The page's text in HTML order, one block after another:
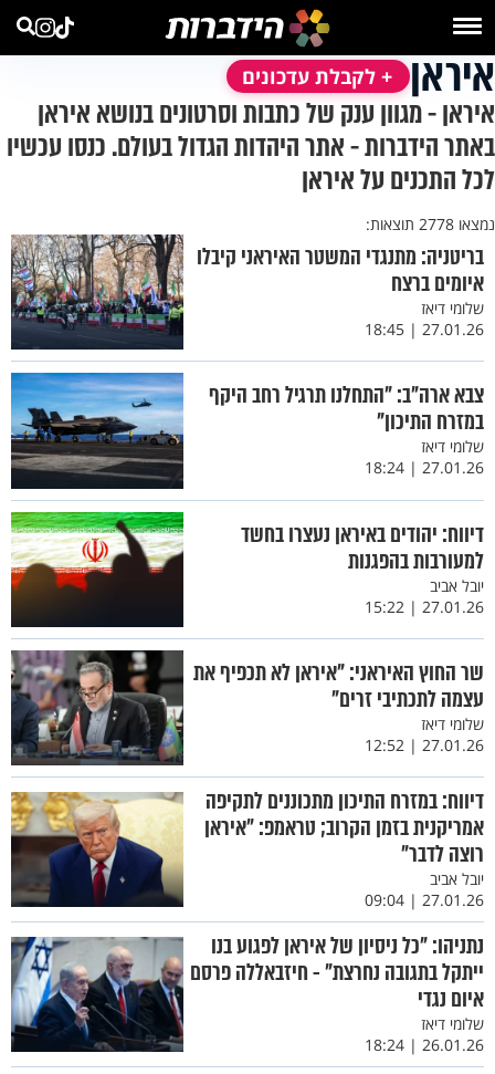
איראן + לקבלת עדכונים
איראן - מגוון ענק של כתבות וסרטונים בנושא איראן
באתר הידברות - אתר היהדות הגדול בעולם. כנסו עכשיו
לכל התכנים על איראן
נמצאו 2778 תוצאות:
בריטניה: מתנגדי המשטר האיראני קיבלו
איומים ברצח
שלומי דיאז
27.01.26 | 18:45
צבא ארה"ב: "התחלנו תרגיל רחב היקף
במזרח התיכון"
שלומי דיאז
27.01.26 | 18:24
דיווח: יהודים באיראן נעצרו בחשד
למעורבות בהפגנות
יובל אביב
27.01.26 | 15:22
שר החוץ האיראני: "איראן לא תכפיף את
עצמה לתכתיבי זרים"
שלומי דיאז
27.01.26 | 12:52
דיווח: במזרח התיכון מתכוננים לתקיפה
אמריקנית בזמן הקרוב; טראמפ: ״איראן
רוצה לדבר״
יובל אביב
27.01.26 | 09:04
נתניהו: "כל ניסיון של איראן לפגוע בנו
ייתקל בתגובה נחרצת" - חיזבאללה פרסם
איום נגדי
שלומי דיאז
26.01.26 | 18:24